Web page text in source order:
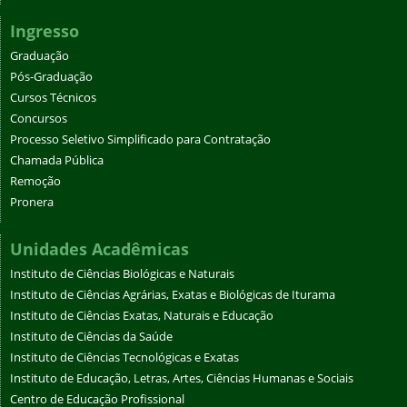
Ingresso
Graduação
Pós-Graduação
Cursos Técnicos
Concursos
Processo Seletivo Simplificado para Contratação
Chamada Pública
Remoção
Pronera
Unidades Acadêmicas
Instituto de Ciências Biológicas e Naturais
Instituto de Ciências Agrárias, Exatas e Biológicas de Iturama
Instituto de Ciências Exatas, Naturais e Educação
Instituto de Ciências da Saúde
Instituto de Ciências Tecnológicas e Exatas
Instituto de Educação, Letras, Artes, Ciências Humanas e Sociais
Centro de Educação Profissional